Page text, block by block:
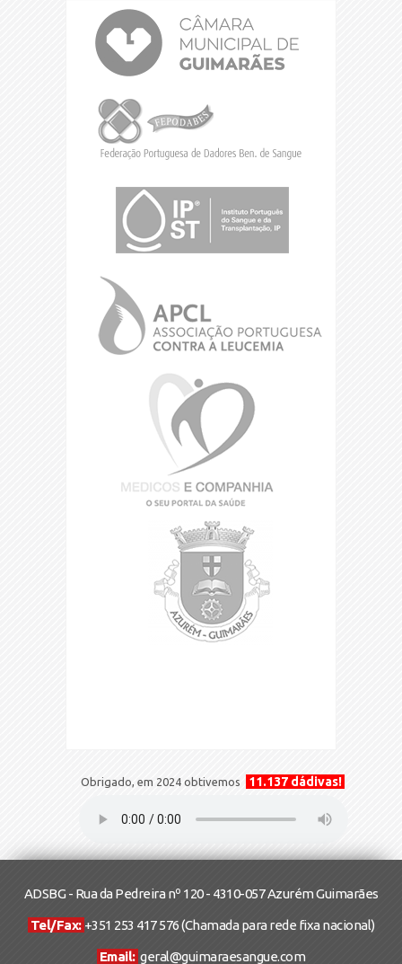
Obrigado, em 2024 obtivemos 11.137 dádivas!
ADSBG - Rua da Pedreira nº 120 - 4310-057 Azurém Guimarães
Tel/Fax: +351 253 417 576(Chamada para rede fixa nacional)
Email: geral@guimaraesangue.com